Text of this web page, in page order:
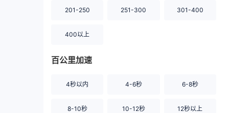
201-250 251-300 301-400
400以上
百公里加速
4秒以内 4-6秒 6-8秒
8-10秒 10-12秒 12秒以上